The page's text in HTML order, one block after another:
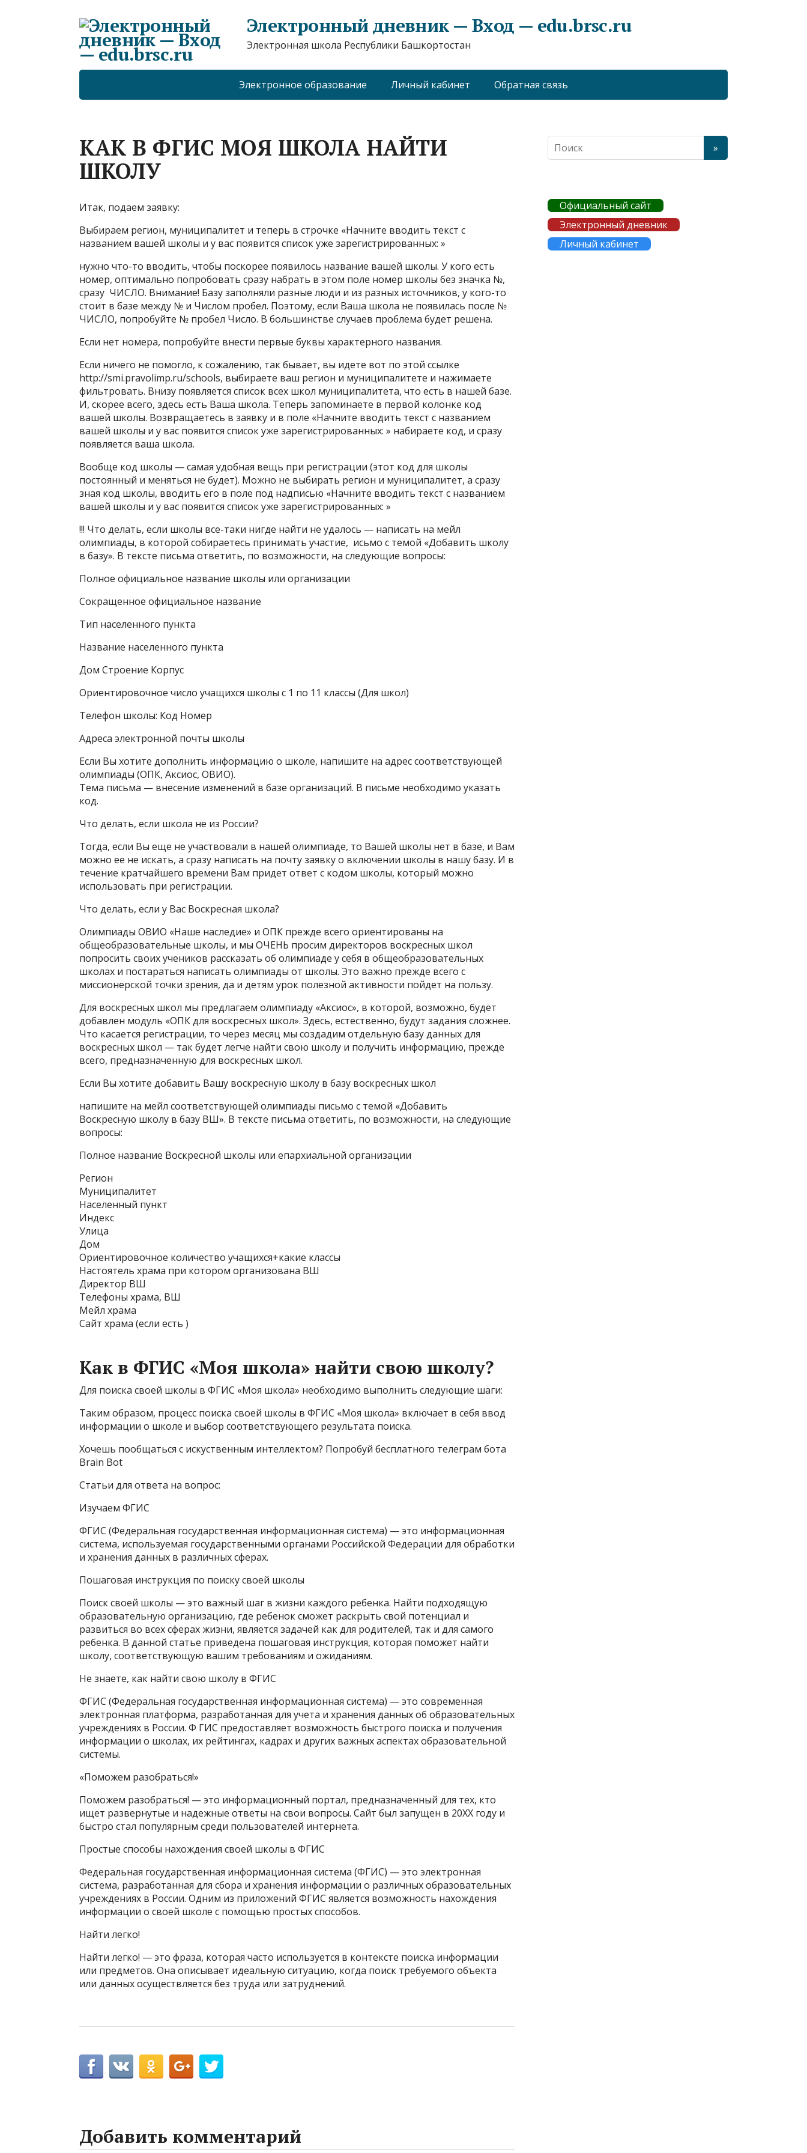
Электронный дневник — Вход — edu.brsc.ru
Электронная школа Республики Башкортостан
Электронное образование Личный кабинет Обратная связь
КАК В ФГИС МОЯ ШКОЛА НАЙТИ
ШКОЛУ
Итак, подаем заявку:
Выбираем регион, муниципалитет и теперь в строчке «Начните вводить текст с
названием вашей школы и у вас появится список уже зарегистрированных: »
нужно что-то вводить, чтобы поскорее появилось название вашей школы. У кого есть
номер, оптимально попробовать сразу набрать в этом поле номер школы без значка №,
сразу ЧИСЛО. Внимание! Базу заполняли разные люди и из разных источников, у кого-то
стоит в базе между № и Числом пробел. Поэтому, если Ваша школа не появилась после №
ЧИСЛО, попробуйте № пробел Число. В большинстве случаев проблема будет решена.
Если нет номера, попробуйте внести первые буквы характерного названия.
Если ничего не помогло, к сожалению, так бывает, вы идете вот по этой ссылке
http://smi.pravolimp.ru/schools, выбираете ваш регион и муниципалитете и нажимаете
фильтровать. Внизу появляется список всех школ муниципалитета, что есть в нашей базе.
И, скорее всего, здесь есть Ваша школа. Теперь запоминаете в первой колонке код
вашей школы. Возвращаетесь в заявку и в поле «Начните вводить текст с названием
вашей школы и у вас появится список уже зарегистрированных: » набираете код, и сразу
появляется ваша школа.
Вообще код школы — самая удобная вещь при регистрации (этот код для школы
постоянный и меняться не будет). Можно не выбирать регион и муниципалитет, а сразу
зная код школы, вводить его в поле под надписью «Начните вводить текст с названием
вашей школы и у вас появится список уже зарегистрированных: »
!!! Что делать, если школы все-таки нигде найти не удалось — написать на мейл
олимпиады, в которой собираетесь принимать участие, исьмо с темой «Добавить школу
в базу». В тексте письма ответить, по возможности, на следующие вопросы:
Полное официальное название школы или организации
Сокращенное официальное название
Тип населенного пункта
Название населенного пункта
Дом Строение Корпус
Ориентировочное число учащихся школы с 1 по 11 классы (Для школ)
Телефон школы: Код Номер
Адреса электронной почты школы
Если Вы хотите дополнить информацию о школе, напишите на адрес соответствующей
олимпиады (ОПК, Аксиос, ОВИО).
Тема письма — внесение изменений в базе организаций. В письме необходимо указать
код.
Что делать, если школа не из России?
Тогда, если Вы еще не участвовали в нашей олимпиаде, то Вашей школы нет в базе, и Вам
можно ее не искать, а сразу написать на почту заявку о включении школы в нашу базу. И в
течение кратчайшего времени Вам придет ответ с кодом школы, который можно
использовать при регистрации.
Что делать, если у Вас Воскресная школа?
Олимпиады ОВИО «Наше наследие» и ОПК прежде всего ориентированы на
общеобразовательные школы, и мы ОЧЕНЬ просим директоров воскресных школ
попросить своих учеников рассказать об олимпиаде у себя в общеобразовательных
школах и постараться написать олимпиады от школы. Это важно прежде всего с
миссионерской точки зрения, да и детям урок полезной активности пойдет на пользу.
Для воскресных школ мы предлагаем олимпиаду «Аксиос», в которой, возможно, будет
добавлен модуль «ОПК для воскресных школ». Здесь, естественно, будут задания сложнее.
Что касается регистрации, то через месяц мы создадим отдельную базу данных для
воскресных школ — так будет легче найти свою школу и получить информацию, прежде
всего, предназначенную для воскресных школ.
Если Вы хотите добавить Вашу воскресную школу в базу воскресных школ
напишите на мейл соответствующей олимпиады письмо с темой «Добавить
Воскресную школу в базу ВШ». В тексте письма ответить, по возможности, на следующие
вопросы:
Полное название Воскресной школы или епархиальной организации
Регион
Муниципалитет
Населенный пункт
Индекс
Улица
Дом
Ориентировочное количество учащихся+какие классы
Настоятель храма при котором организована ВШ
Директор ВШ
Телефоны храма, ВШ
Мейл храма
Сайт храма (если есть )
Как в ФГИС «Моя школа» найти свою школу?
Для поиска своей школы в ФГИС «Моя школа» необходимо выполнить следующие шаги:
Таким образом, процесс поиска своей школы в ФГИС «Моя школа» включает в себя ввод
информации о школе и выбор соответствующего результата поиска.
Хочешь пообщаться с искуственным интеллектом? Попробуй бесплатного телеграм бота
Brain Bot
Статьи для ответа на вопрос:
Изучаем ФГИС
ФГИС (Федеральная государственная информационная система) — это информационная
система, используемая государственными органами Российской Федерации для обработки
и хранения данных в различных сферах.
Пошаговая инструкция по поиску своей школы
Поиск своей школы — это важный шаг в жизни каждого ребенка. Найти подходящую
образовательную организацию, где ребенок сможет раскрыть свой потенциал и
развиться во всех сферах жизни, является задачей как для родителей, так и для самого
ребенка. В данной статье приведена пошаговая инструкция, которая поможет найти
школу, соответствующую вашим требованиям и ожиданиям.
Не знаете, как найти свою школу в ФГИС
ФГИС (Федеральная государственная информационная система) — это современная
электронная платформа, разработанная для учета и хранения данных об образовательных
учреждениях в России. Ф ГИС предоставляет возможность быстрого поиска и получения
информации о школах, их рейтингах, кадрах и других важных аспектах образовательной
системы.
«Поможем разобраться!»
Поможем разобраться! — это информационный портал, предназначенный для тех, кто
ищет развернутые и надежные ответы на свои вопросы. Сайт был запущен в 20XX году и
быстро стал популярным среди пользователей интернета.
Простые способы нахождения своей школы в ФГИС
Федеральная государственная информационная система (ФГИС) — это электронная
система, разработанная для сбора и хранения информации о различных образовательных
учреждениях в России. Одним из приложений ФГИС является возможность нахождения
информации о своей школе с помощью простых способов.
Найти легко!
Найти легко! — это фраза, которая часто используется в контексте поиска информации
или предметов. Она описывает идеальную ситуацию, когда поиск требуемого объекта
или данных осуществляется без труда или затруднений.
Добавить комментарий
Официальный сайт
Электронный дневник
Личный кабинет